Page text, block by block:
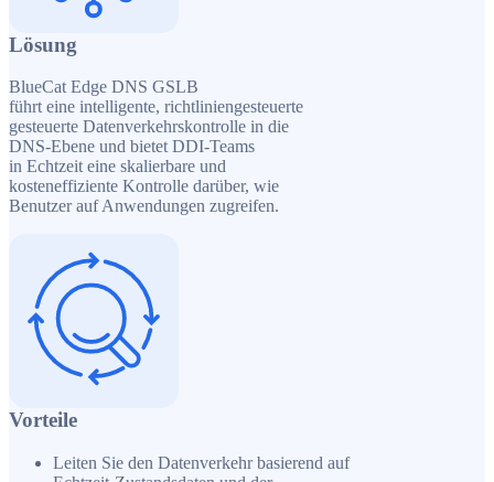
Lösung
BlueCat Edge DNS GSLB
führt eine intelligente, richtliniengesteuerte
gesteuerte Datenverkehrskontrolle in die
DNS-Ebene und bietet DDI-Teams
in Echtzeit eine skalierbare und
kosteneffiziente Kontrolle darüber, wie
Benutzer auf Anwendungen zugreifen.
Vorteile
Leiten Sie den Datenverkehr basierend auf